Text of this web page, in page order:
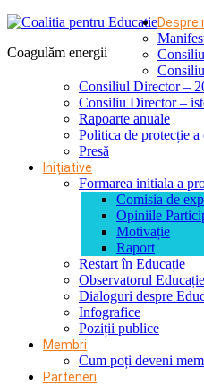
Coagulăm energii
Despre
Consiliul Director –
Consiliu Director –
Rapoarte anuale
Politica de protecție
Presă
Inițiative
Formarea initiala a
Comisia de
Opiniile
Motivație
Raport
Restart în Educație
Observatorul
Dialoguri despre
Infografice
Poziții publice
Membri
Cum poți deveni
Parteneri